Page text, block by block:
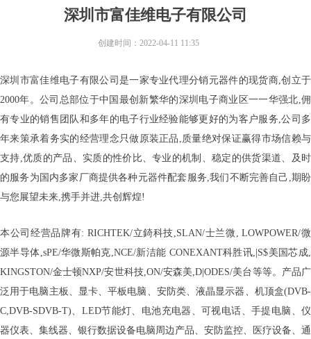
深圳市富佳维电子有限公司
深圳市富佳维电子有限公司是一家专业代理分销元器件的现货商,创立于
2000年。公司总部位于中国最创新繁华的深圳电子商业区一一华强北,佣
有专业的销售团队和多年的电子行业经验能够更好的为客户服务,公司多
年来策承着务实的经营理念只做原装正品,质量绝对保证赢得市场信赖与
支持,优质的产品、实质的性价比、专业的机制、稳定的供货渠道、及时
的服务为国内多家厂商提供各种元器件配套服务,我们不断完善自己,期盼
与您展望未来,携手并进,共创辉煌!
本公司经营品牌有: RICHTEK/立錡科技,SLAN/士兰微, LOWPOWER/微
源半导体,sPE/华微斯帕克,NCE/新洁能 CONEXANT科胜讯,|S$美国芯成,
KINGSTON/金士顿NXP/安世科技,ON/安森美,D|ODES/美台等等。产品广
泛用于电脑主板、显卡、平板电脑、安防类、液晶显示器、机顶盒(DVB-
C,DVB-SDVB-T)、LED节能灯、电池充电器、可视电话、手提电脑、仪
器仪表、集线器、银行数据设备电脑周边产品、安防监控、医疗设备、通
创建时间： 2022-04-11 11:35